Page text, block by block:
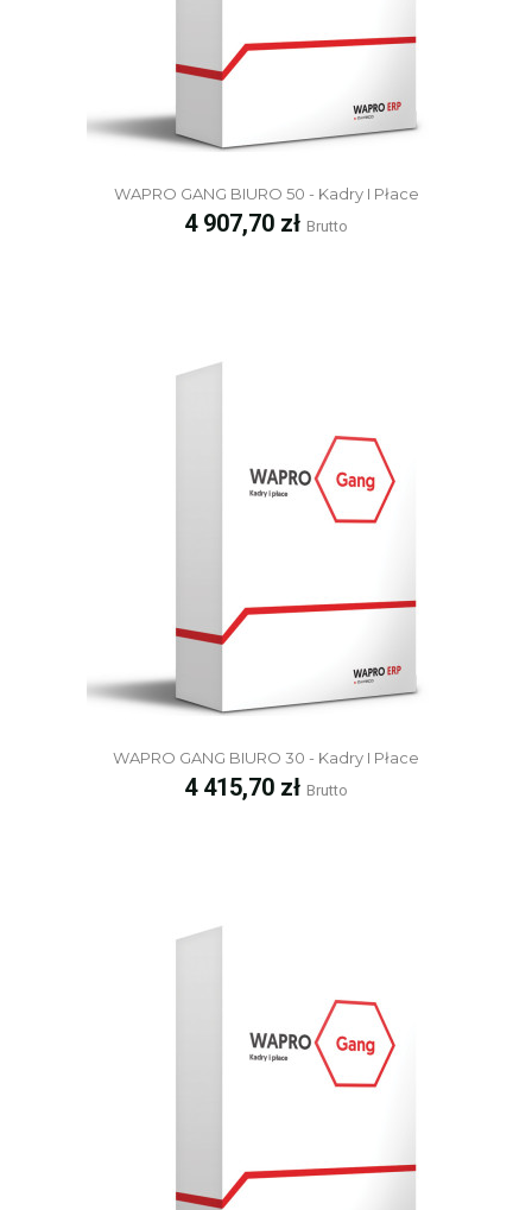
WAPRO GANG BIURO 50 - Kadry I Płace
Cena
4 907,70 zł Brutto
WAPRO GANG BIURO 30 - Kadry I Płace
Cena
4 415,70 zł Brutto